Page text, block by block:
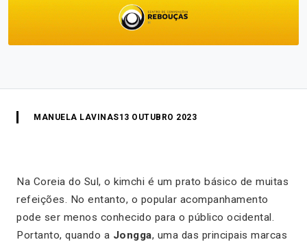
MANUELA LAVINAS13 OUTUBRO 2023
Na Coreia do Sul, o kimchi é um prato básico de muitas
refeições. No entanto, o popular acompanhamento
pode ser menos conhecido para o público ocidental.
Portanto, quando a Jongga, uma das principais marcas